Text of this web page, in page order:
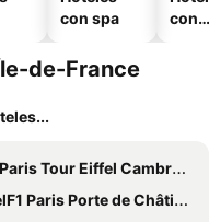
con spa
con
de-France
Tour Eiffel Cambronne 15ème
Paris Porte de Châtillon